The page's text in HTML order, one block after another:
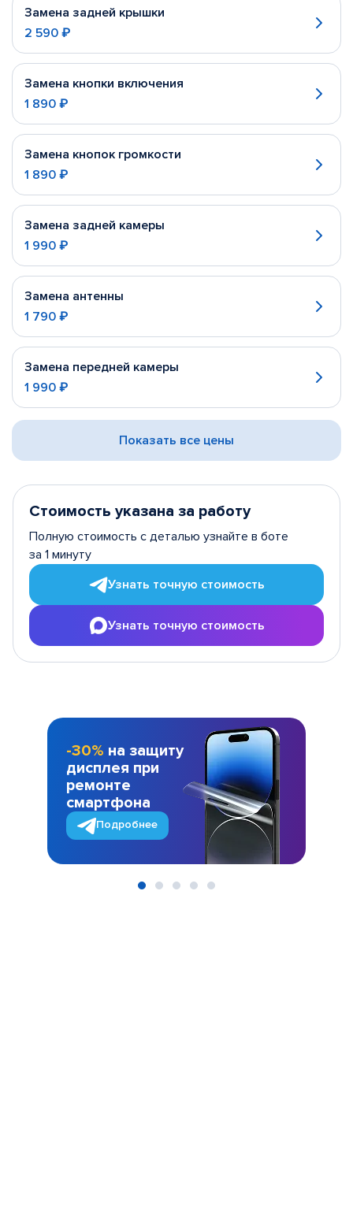
Замена задней крышки
2 590 ₽
Замена кнопки включения
1 890 ₽
Замена кнопок громкости
1 890 ₽
Замена задней камеры
1 990 ₽
Замена антенны
1 790 ₽
Замена передней камеры
1 990 ₽
Показать все цены
Стоимость указана за работу
Полную стоимость с деталью узнайте в боте
за 1 минуту
Узнать точную стоимость
Узнать точную стоимость
-30% на защиту
дисплея при
ремонте
смартфона
Подробнее